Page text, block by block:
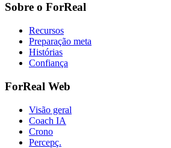
Sobre o ForReal
Recursos
Preparação meta
Histórias
Confiança
ForReal Web
Visão geral
Coach IA
Crono
Percepç.